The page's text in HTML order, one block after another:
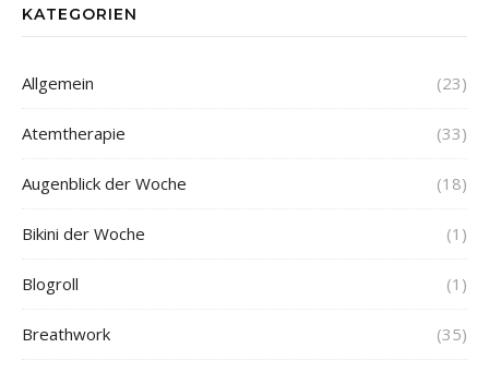
KATEGORIEN
Allgemein (23)
Atemtherapie (33)
Augenblick der Woche (18)
Bikini der Woche (1)
Blogroll (1)
Breathwork (35)